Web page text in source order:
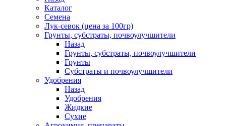
Каталог
Семена
Лук-севок (цена за 100гр)
Грунты, субстраты, почвоулучшители
Назад
Грунты, субстраты, почвоулучшители
Грунты
Субстраты и почвоулучшители
Удобрения
Назад
Удобрения
Жидкие
Сухие